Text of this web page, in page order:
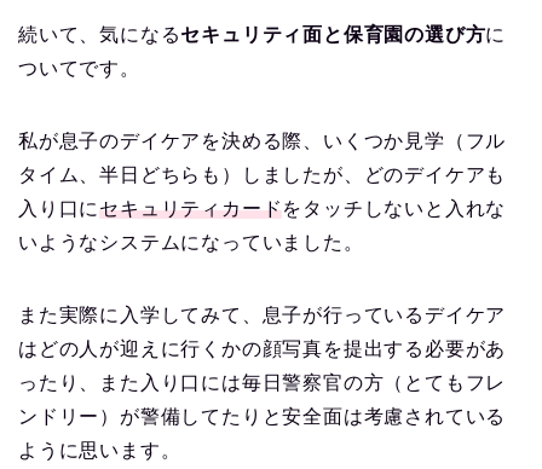
続いて、気になるセキュリティ面と保育園の選び方に
ついてです。
私が息子のデイケアを決める際、いくつか見学（フル
タイム、半日どちらも）しましたが、どのデイケアも
入り口にセキュリティカードをタッチしないと入れな
いようなシステムになっていました。
また実際に入学してみて、息子が行っているデイケア
はどの人が迎えに行くかの顔写真を提出する必要があ
ったり、また入り口には毎日警察官の方（とてもフレ
ンドリー）が警備してたりと安全面は考慮されている
ように思います。